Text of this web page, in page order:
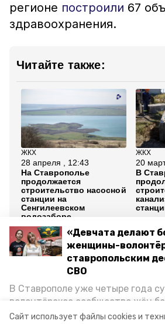
Сайт использует файлы cookies и
«Девчата делают
женщины-
ставропольским
СВО
В Ставрополе уже четыре года
волонтёрское сообщество жён
организуют сборы вещей и
регионе построили 67
здравоохранения.
Читайте также:
ЖКХ
28 апреля , 12:43
На Ставрополье
продолжается
строительство насосной
станции на
Сенгилеевском
водозаборе
ЖКХ
20
В
Все новости